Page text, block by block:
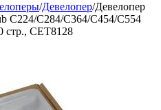
/Девелопер/Девелопер
C224/C284/C364/C454/C554
стр., CET8128